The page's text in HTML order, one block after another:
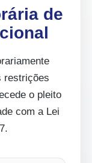
de
restrições
o pleito
com a Lei